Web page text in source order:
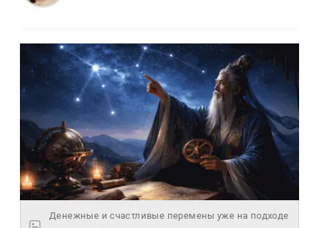
Денежные и счастливые перемены уже на подходе